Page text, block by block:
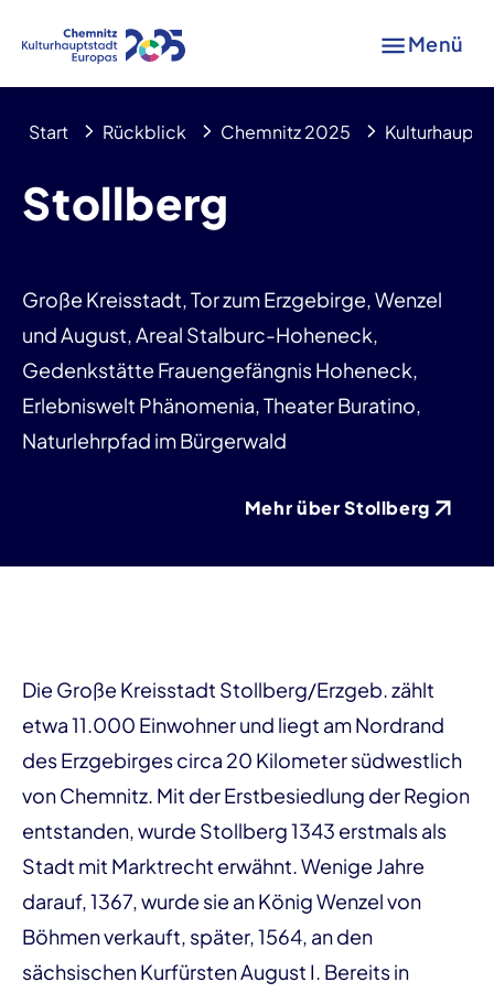
Menü
Start Rückblick Chemnitz 2025
Stollberg
Große Kreisstadt, Tor zum Erzgebirge, Wenzel
und August, Areal Stalburc-Hoheneck,
Gedenkstätte Frauengefängnis Hoheneck,
Erlebniswelt Phänomenia, Theater Buratino,
Naturlehrpfad im Bürgerwald
Mehr über Stollberg
Die Große Kreisstadt Stollberg/Erzgeb. zählt
etwa 11.000 Einwohner und liegt am Nordrand
des Erzgebirges circa 20 Kilometer südwestlich
von Chemnitz. Mit der Erstbesiedlung der Region
entstanden, wurde Stollberg 1343 erstmals als
Stadt mit Marktrecht erwähnt. Wenige Jahre
darauf, 1367, wurde sie an König Wenzel von
Böhmen verkauft, später, 1564, an den
sächsischen Kurfürsten August I. Bereits in